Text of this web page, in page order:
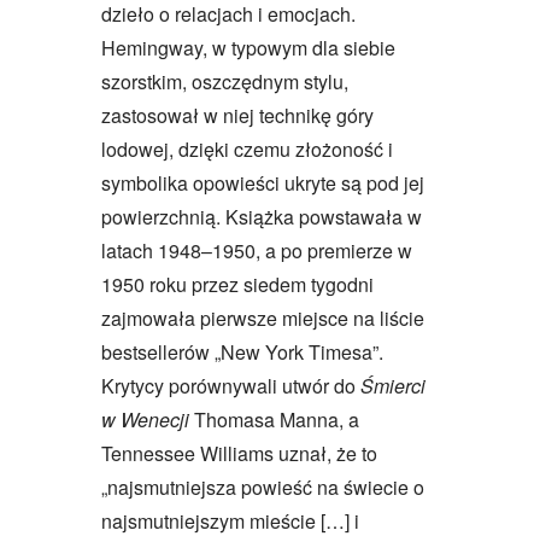
dzieło o relacjach i emocjach.
Hemingway, w typowym dla siebie
szorstkim, oszczędnym stylu,
zastosował w niej technikę góry
lodowej, dzięki czemu złożoność i
symbolika opowieści ukryte są pod jej
powierzchnią. Książka powstawała w
latach 1948–1950, a po premierze w
1950 roku przez siedem tygodni
zajmowała pierwsze miejsce na liście
bestsellerów „New York Timesa”.
Krytycy porównywali utwór doŚmierci
w WenecjiThomasa Manna, a
Tennessee Williams uznał, że to
„najsmutniejsza powieść na świecie o
najsmutniejszym mieście […] i